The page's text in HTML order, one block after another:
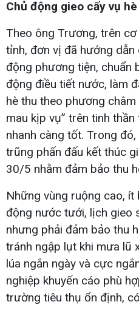
Chủ động gieo cấy vụ
Theo ông Trương, trên
tỉnh, đơn vị đã hướng
động phương tiện, chuẩn
động điều tiết nước, làm
hè thu theo phương
mau kịp vụ” trên tinh
nhanh càng tốt. Trong
trũng phấn đấu kết thúc
30/5 nhằm đảm bảo thu
Những vùng ruộng cao,
động nước tưới, lịch gieo
nhưng phải đảm bảo thu
tránh ngập lụt khi mưa lũ
lúa ngắn ngày và cực
nghiệp khuyến cáo phù
trường tiêu thụ ổn định,